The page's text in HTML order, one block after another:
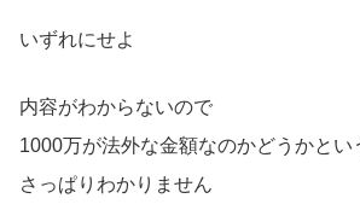
いずれにせよ
内容がわからないので
1000万が法外な金額なのかどうかとい
さっぱりわかりません